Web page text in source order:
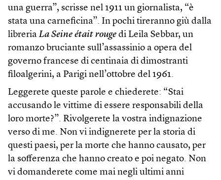
una guerra”, scrisse nel 1911 un giornalista, “è
stata una carneficina”. In pochi tireranno giù dalla
libreria La Seine était rouge di Leila Sebbar, un
romanzo bruciante sull’assassinio a opera del
governo francese di centinaia di dimostranti
filoalgerini, a Parigi nell’ottobre del 1961.
Leggerete queste parole e chiederete: “Stai
accusando le vittime di essere responsabili della
loro morte?”. Rivolgerete la vostra indignazione
verso di me. Non vi indignerete per la storia di
questi paesi, per la morte che hanno causato, per
la sofferenza che hanno creato e poi negato. Non
vi domanderete come mai negli ultimi anni